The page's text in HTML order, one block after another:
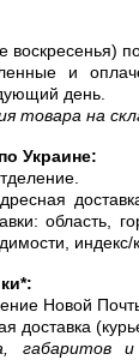
воскресенья)
и
день.
товара на
Украине:
область,
индекс/
Новой
доставка
габаритов